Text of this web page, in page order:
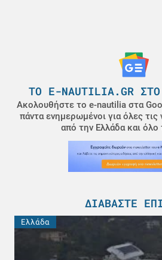
ΤΟ E-NAUTILIA.GR ΣΤΟ
Ακολουθήστε το e-nautilia στα
πάντα ενημερωμένοι για όλες τις
από την Ελλάδα και
ΔΙΑΒΆΣΤΕ
Ελλάδα